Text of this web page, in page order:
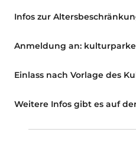
Infos zur
Anmeldung an:
Einlass nach Vorlage des
Weitere Infos gibt es auf